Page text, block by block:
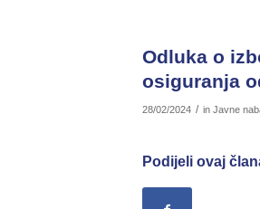
Odluka o
osiguranja
28/02/2024 / in Javne
Podijeli ovaj